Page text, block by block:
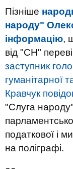
Пізніше
народу"
інформацію,
від "СН"
заступник
гуманітарної
Кравчук
"Слуга народу"
податкової і
на поліграфі.